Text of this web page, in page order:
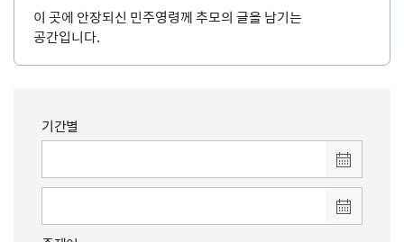
이 곳에 안장되신 민주영령께 추모의 글을 남기는
공간입니다.
기간별